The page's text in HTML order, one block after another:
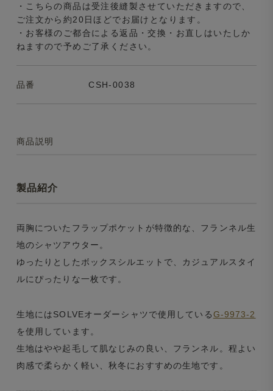
・こちらの商品は受注後縫製させていただきますので、
ご注文から約20日ほどでお届けとなります。
・お客様のご都合による返品・交換・お直しはいたしか
ねますので予めご了承ください。
品番 CSH-0038
商品説明
製品紹介
両胸についたフラップポケットが特徴的な、フランネル生
地のシャツアウター。
ゆったりとしたボックスシルエットで、カジュアルスタイ
ルにぴったりな一枚です。
生地にはSOLVEオーダーシャツで使用しているG-9973-2
を使用しています。
生地はやや起毛して肌なじみの良い、フランネル。程よい
肉感で柔らかく軽い、秋冬におすすめの生地です。